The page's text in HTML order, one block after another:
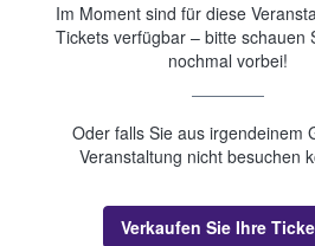
Im Moment sind für diese
Tickets verfügbar – bitte schauen
nochmal vorbei!
Oder falls Sie aus irgendeinem
Veranstaltung nicht besuchen
Verkaufen Sie Ihre